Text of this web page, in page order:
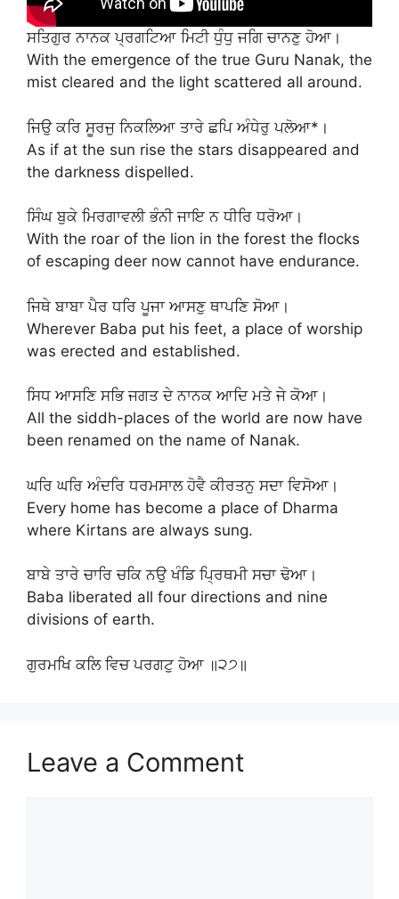
ਸਤਿਗੁਰ ਨਾਨਕ ਪ੍ਰਗਟਿਆ ਮਿਟੀ ਧੁੰਧੁ ਜਗਿ ਚਾਨਣੁ ਹੋਆ।
With the emergence of the true Guru Nanak, the
mist cleared and the light scattered all around.
ਜਿਉ ਕਰਿ ਸੂਰਜੁ ਨਿਕਲਿਆ ਤਾਰੇ ਛਪਿ ਅੰਧੇਰੁ ਪਲੋਆ*।
As if at the sun rise the stars disappeared and
the darkness dispelled.
ਸਿੰਘ ਬੁਕੇ ਮਿਰਗਾਵਲੀ ਭੰਨੀ ਜਾਇ ਨ ਧੀਰਿ ਧਰੋਆ।
With the roar of the lion in the forest the flocks
of escaping deer now cannot have endurance.
ਜਿਥੇ ਬਾਬਾ ਪੈਰ ਧਰਿ ਪੂਜਾ ਆਸਣੁ ਥਾਪਣਿ ਸੋਆ।
Wherever Baba put his feet, a place of worship
was erected and established.
ਸਿਧ ਆਸਣਿ ਸਭਿ ਜਗਤ ਦੇ ਨਾਨਕ ਆਦਿ ਮਤੇ ਜੇ ਕੋਆ।
All the siddh-places of the world are now have
been renamed on the name of Nanak.
ਘਰਿ ਘਰਿ ਅੰਦਰਿ ਧਰਮਸਾਲ ਹੋਵੈ ਕੀਰਤਨੁ ਸਦਾ ਵਿਸੋਆ।
Every home has become a place of Dharma
where Kirtans are always sung.
ਬਾਬੇ ਤਾਰੇ ਚਾਰਿ ਚਕਿ ਨਉ ਖੰਡਿ ਪ੍ਰਿਥਮੀ ਸਚਾ ਢੋਆ।
Baba liberated all four directions and nine
divisions of earth.
ਗੁਰਮਖਿ ਕਲਿ ਵਿਚ ਪਰਗਟੁ ਹੋਆ ॥੨੭॥
Leave a Comment